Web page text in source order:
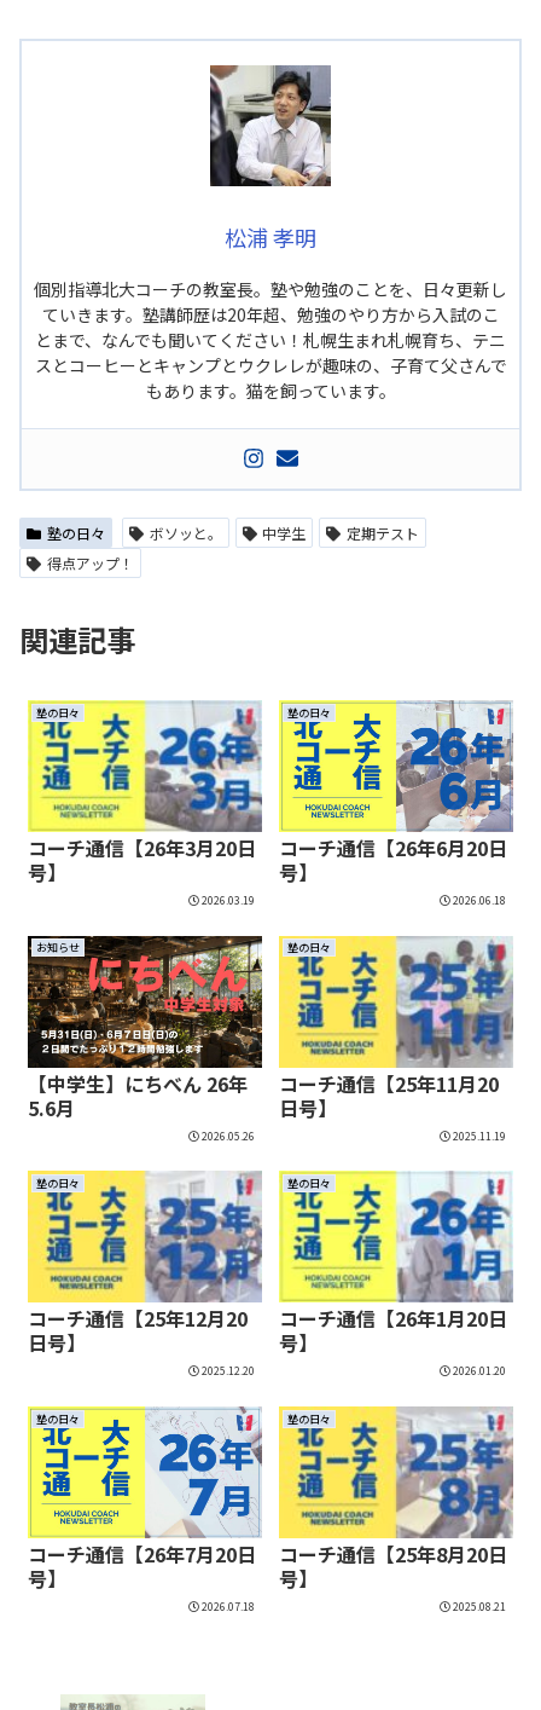
松浦 孝明
個別指導北大コーチの教室長。塾や勉強のことを、日々更新し
ていきます。塾講師歴は20年超、勉強のやり方から入試のこ
とまで、なんでも聞いてください！札幌生まれ札幌育ち、テニ
スとコーヒーとキャンプとウクレレが趣味の、子育て父さんで
もあります。猫を飼っています。
塾の日々 ボソッと。 中学生
定期テスト
得点アップ！
関連記事
塾の日々
コーチ通信【26年3月20日
号】
2026.03.19
塾の日々
コーチ通信【26年6月20日
号】
2026.06.18
お知らせ
【中学生】にちべん 26年
5.6月
2026.05.26
塾の日々
コーチ通信【25年11月20
日号】
2025.11.19
塾の日々
コーチ通信【25年12月20
日号】
2025.12.20
塾の日々
コーチ通信【26年1月20日
号】
2026.01.20
塾の日々
コーチ通信【26年7月20日
号】
2026.07.18
塾の日々
コーチ通信【25年8月20日
号】
2025.08.21